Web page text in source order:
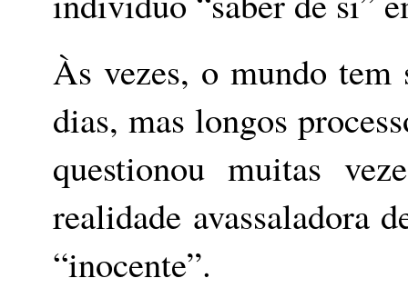
Às vezes, o mundo tem
dias, mas longos
questionou muitas
realidade avassaladora
“inocente”.